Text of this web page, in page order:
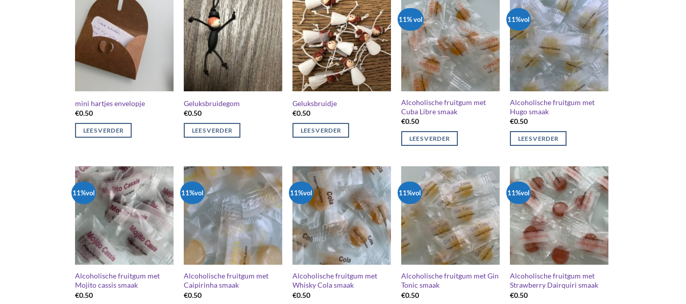
mini hartjes envelopje
€0.50
LEES VERDER
Geluksbruidegom
€0.50
LEES VERDER
Geluksbruidje
€0.50
LEES VERDER
11% vol
Alcoholische fruitgum met
Cuba Libre smaak
€0.50
LEES VERDER
11%vol
Alcoholische fruitgum met
Hugo smaak
€0.50
LEES VERDER
11%vol
Alcoholische fruitgum met
Mojito cassis smaak
€0.50
11%vol
Alcoholische fruitgum met
Caipirinha smaak
€0.50
11%vol
Alcoholische fruitgum met
Whisky Cola smaak
€0.50
11%vol
Alcoholische fruitgum met Gin
Tonic smaak
€0.50
11%vol
Alcoholische fruitgum met
Strawberry Dairquiri smaak
€0.50